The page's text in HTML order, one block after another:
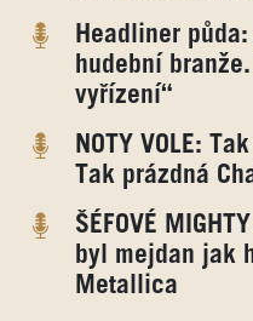
Headliner
hudební
vyřízení“
NOTY VOLE:
Tak prázdná
ŠÉFOVÉ
byl mejdan jak
Metallica